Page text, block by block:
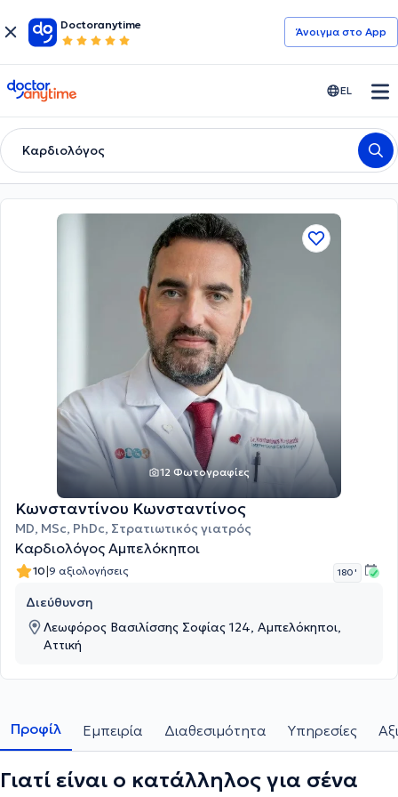
Doctoranytime
Άνοιγμα στο App
doctoranytime EL
Καρδιολόγος
12 Φωτογραφίες
Κωνσταντίνου Κωνσταντίνος
MD, MSc, PhDc, Στρατιωτικός γιατρός
Καρδιολόγος Αμπελόκηποι
10|9 αξιολογήσεις 180 '
Διεύθυνση
Λεωφόρος Βασιλίσσης Σοφίας 124, Αμπελόκηποι,
Αττική
Προφίλ Εμπειρία Διαθεσιμότητα Υπηρεσίες
Γιατί είναι ο κατάλληλος για σένα